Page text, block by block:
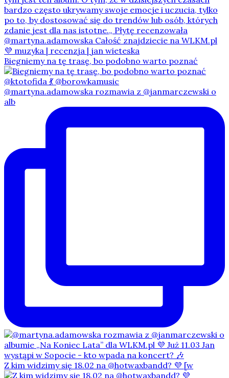
Biegniemy na tę trasę, bo podobno warto poznać
@martyna.adamowska rozmawia z @janmarczewski o
alb
Z kim widzimy się 18.02 na @hotwaxbandd? 💜 [w